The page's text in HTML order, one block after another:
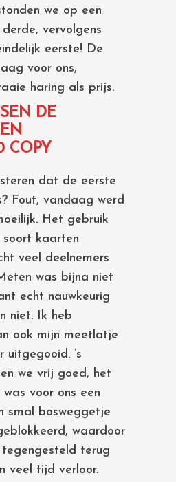
we op een
vervolgens
eerste! De
voor ons,
haring als prijs.
DE
dat de eerste
Fout, vandaag werd
Het gebruik
soort kaarten
veel deelnemers
was bijna niet
echt nauwkeurig
niet. Ik heb
ook mijn meetlatje
’s
we vrij goed, het
voor ons een
smal bosweggetje
waardoor
terug
veel tijd verloor.